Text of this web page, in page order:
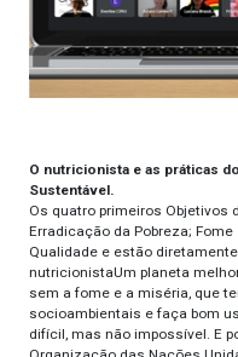
O nutricionista e as práticas
Sustentável.
Os quatro primeiros Objetivos
Erradicação da Pobreza;
Qualidade e estão
nutricionistaUm planeta
sem a fome e a miséria, que
socioambientais e faça bom
difícil, mas não impossível. E